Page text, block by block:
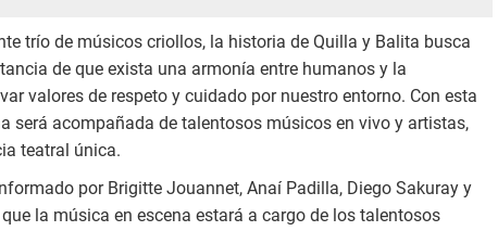
trío de músicos criollos, la historia de Quilla y Balita busca
de que exista una armonía entre humanos y la
valores de respeto y cuidado por nuestro entorno. Con esta
será acompañada de talentosos músicos en vivo y artistas,
teatral única.
por Brigitte Jouannet, Anaí Padilla, Diego Sakuray y
la música en escena estará a cargo de los talentosos